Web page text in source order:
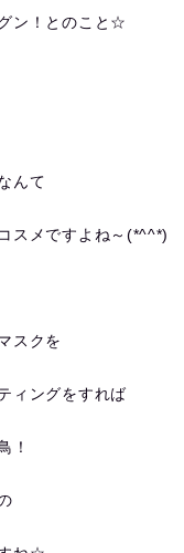
ン！とのこと☆
んて
スメですよね～(*^^*)
スクを
ィングをすれば
！